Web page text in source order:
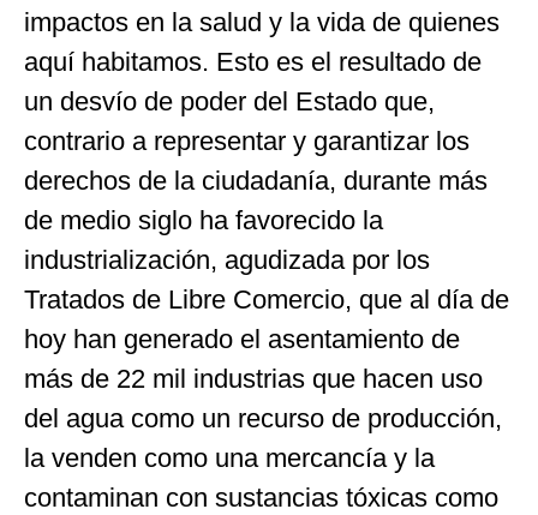
impactos en la salud y la vida de quienes
aquí habitamos. Esto es el resultado de
un desvío de poder del Estado que,
contrario a representar y garantizar los
derechos de la ciudadanía, durante más
de medio siglo ha favorecido la
industrialización, agudizada por los
Tratados de Libre Comercio, que al día de
hoy han generado el asentamiento de
más de 22 mil industrias que hacen uso
del agua como un recurso de producción,
la venden como una mercancía y la
contaminan con sustancias tóxicas como